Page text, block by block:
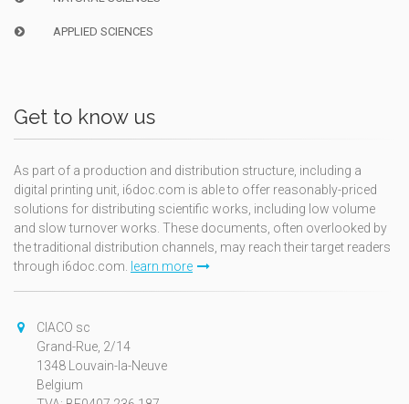
APPLIED SCIENCES
Get to know us
As part of a production and distribution structure, including a
digital printing unit, i6doc.com is able to offer reasonably-priced
solutions for distributing scientific works, including low volume
and slow turnover works. These documents, often overlooked by
the traditional distribution channels, may reach their target readers
through i6doc.com. learn more
CIACO sc
Grand-Rue, 2/14
1348 Louvain-la-Neuve
Belgium